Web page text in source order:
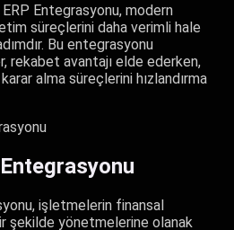
Entegrasyonu, modern
süreçlerini daha verimli hale
Bu entegrasyonu
rekabet avantajı elde ederken,
alma süreçlerini hızlandırma
işletmelerin finansal
şekilde yönetmelerine olanak